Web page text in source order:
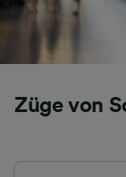
Züge von